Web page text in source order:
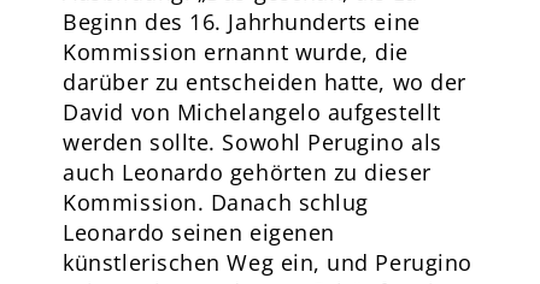
Beginn des 16. Jahrhunderts eine
Kommission ernannt wurde, die
darüber zu entscheiden hatte, wo der
David von Michelangelo aufgestellt
werden sollte. Sowohl Perugino als
auch Leonardo gehörten zu dieser
Kommission. Danach schlug
Leonardo seinen eigenen
künstlerischen Weg ein, und Perugino